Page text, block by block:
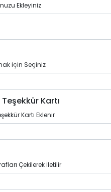
Ekleyiniz
için Seçiniz
Kartı
Kartı Eklenir
Çekilerek İletilir